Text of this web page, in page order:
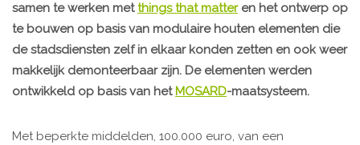
samen te werken metthings that matteren het ontwerp op
te bouwen op basis van modulaire houten elementen die
de stadsdiensten zelf in elkaar konden zetten en ook weer
makkelijk demonteerbaar zijn. De elementen werden
ontwikkeld op basis van het MOSARD-maatsysteem.
Met beperkte middelden, 100.000 euro, van een